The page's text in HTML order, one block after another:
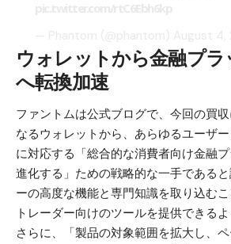
ウォレットから金融プ
へ転換加速
ファントムは公式ブログで、今回の買
なるウォレットから、あらゆるユーザ
に対応する「総合的な消費者向け金融
進化する」ための戦略的な一手である
ーの高度な機能と専門知識を取り込む
トレーダー向けのツールを提供できるよ
さらに、「製品の対象範囲を拡大し、